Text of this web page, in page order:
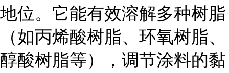
地位。它能有效溶解多种树脂
（如丙烯酸树脂、环氧树脂、
醇酸树脂等），调节涂料的黏